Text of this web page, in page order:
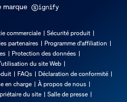
(IRC)
marque
commerciale
Sécurité produit
partenaires
Programme d'affiliation
Protection des données
du site Web
FAQs
Déclaration de conformité
en charge
À propos de nous
du site
Salle de presse